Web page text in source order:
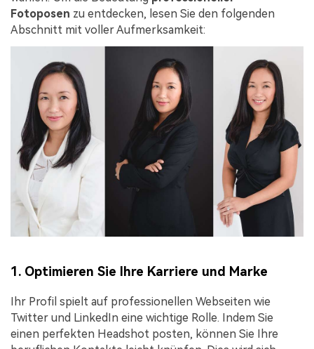
Fotoposen zu entdecken, lesen Sie den folgenden
Abschnitt mit voller Aufmerksamkeit:
1. Optimieren Sie Ihre Karriere und Marke
Ihr Profil spielt auf professionellen Webseiten wie
Twitter und LinkedIn eine wichtige Rolle. Indem Sie
einen perfekten Headshot posten, können Sie Ihre